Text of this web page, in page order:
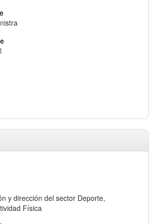
y dirección del sector Deporte,
Física